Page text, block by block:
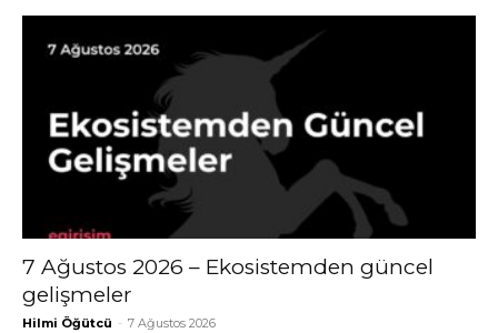
7 Ağustos 2026 – Ekosistemden güncel
gelişmeler
Hilmi Öğütcü - 7 Ağustos 2026